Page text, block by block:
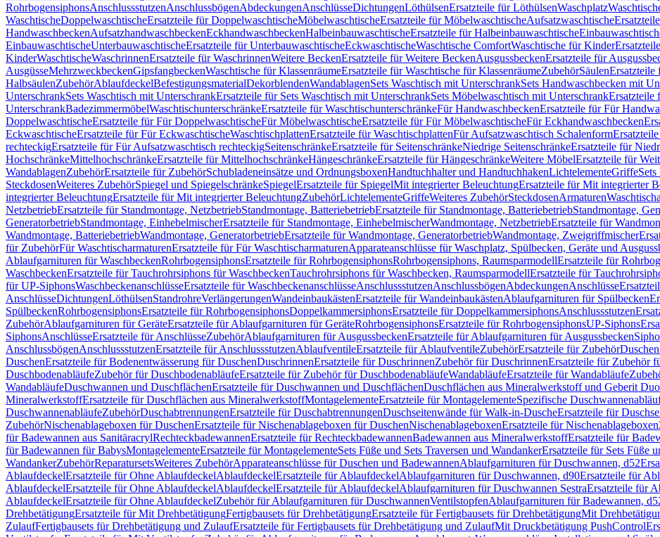
RohrbogensiphonsAnschlussstutzenAnschlussbögenAbdeckungenAnschlüsseDichtungenLöthülsenErsatzteile für LöthülsenWaschplatz
WaschtischeDoppelwaschtischeErsatzteile für DoppelwaschtischeMöbelwaschtischeErsatzteile für MöbelwaschtischeAufsatzwaschtische
HandwaschbeckenAufsatzhandwaschbeckenEckhandwaschbeckenHalbeinbauwaschtischeErsatzteile für Halbeinbauwaschtische
EinbauwaschtischeUnterbauwaschtischeErsatzteile für UnterbauwaschtischeEckwaschtischeWaschtische ComfortWaschtische für Kinder
KinderWaschtischeWaschrinnenErsatzteile für WaschrinnenWeitere BeckenErsatzteile für Weitere BeckenAusgussbeckenErsatzteile für
AusgüsseMehrzweckbeckenGipsfangbeckenWaschtische für KlassenräumeErsatzteile für Waschtische für KlassenräumeZubehörSäulenErsatzteile
HalbsäulenZubehörAblaufdeckelBefestigungsmaterialDekorblendenWandablagenSets Waschtisch mit UnterschrankSets Handwaschbecken mit
UnterschrankSets Waschtisch mit UnterschrankErsatzteile für Sets Waschtisch mit UnterschrankSets Möbelwaschtisch mit UnterschrankErsatzteile
UnterschrankBadezimmermöbelWaschtischunterschränkeErsatzteile für WaschtischunterschränkeFür HandwaschbeckenErsatzteile für Für
DoppelwaschtischeErsatzteile für Für DoppelwaschtischeFür MöbelwaschtischeErsatzteile für Für MöbelwaschtischeFür Eckhandwaschbecken
EckwaschtischeErsatzteile für Für EckwaschtischeWaschtischplattenErsatzteile für WaschtischplattenFür Aufsatzwaschtisch Schalenform
rechteckigErsatzteile für Für Aufsatzwaschtisch rechteckigSeitenschränkeErsatzteile für SeitenschränkeNiedrige SeitenschränkeErsatzteile für
HochschränkeMittelhochschränkeErsatzteile für MittelhochschränkeHängeschränkeErsatzteile für HängeschränkeWeitere MöbelErsatzteile für
WandablagenZubehörErsatzteile für ZubehörSchubladeneinsätze und OrdnungsboxenHandtuchhalter und HandtuchhakenLichtelementeGriffeSets
SteckdosenWeiteres ZubehörSpiegel und SpiegelschränkeSpiegelErsatzteile für SpiegelMit integrierter BeleuchtungErsatzteile für Mit integrierter
integrierter BeleuchtungErsatzteile für Mit integrierter BeleuchtungZubehörLichtelementeGriffeWeiteres ZubehörSteckdosenArmaturen
NetzbetriebErsatzteile für Standmontage, NetzbetriebStandmontage, BatteriebetriebErsatzteile für Standmontage, BatteriebetriebStandmontage,
GeneratorbetriebStandmontage, EinhebelmischerErsatzteile für Standmontage, EinhebelmischerWandmontage, NetzbetriebErsatzteile für
Wandmontage, BatteriebetriebWandmontage, GeneratorbetriebErsatzteile für Wandmontage, GeneratorbetriebWandmontage, Zweigriffmischer
für ZubehörFür WaschtischarmaturenErsatzteile für Für WaschtischarmaturenApparateanschlüsse für Waschplatz, Spülbecken, Geräte und
Ablaufgarnituren für WaschbeckenRohrbogensiphonsErsatzteile für RohrbogensiphonsRohrbogensiphons, RaumsparmodellErsatzteile für
WaschbeckenErsatzteile für Tauchrohrsiphons für WaschbeckenTauchrohrsiphons für Waschbecken, RaumsparmodellErsatzteile für
für UP-SiphonsWaschbeckenanschlüsseErsatzteile für WaschbeckenanschlüsseAnschlussstutzenAnschlussbögenAbdeckungenAnschlüsse
AnschlüsseDichtungenLöthülsenStandrohreVerlängerungenWandeinbaukästenErsatzteile für WandeinbaukästenAblaufgarnituren für Spülbecken
SpülbeckenRohrbogensiphonsErsatzteile für RohrbogensiphonsDoppelkammersiphonsErsatzteile für DoppelkammersiphonsAnschlussstutzen
ZubehörAblaufgarnituren für GeräteErsatzteile für Ablaufgarnituren für GeräteRohrbogensiphonsErsatzteile für RohrbogensiphonsUP-Siphons
SiphonsAnschlüsseErsatzteile für AnschlüsseZubehörAblaufgarnituren für AusgussbeckenErsatzteile für Ablaufgarnituren für Ausgussbecken
AnschlussbögenAnschlussstutzenErsatzteile für AnschlussstutzenAblaufventileErsatzteile für AblaufventileZubehörErsatzteile für Zubehör
DuschenErsatzteile für Bodenentwässerung für DuschenDuschrinnenErsatzteile für DuschrinnenZubehör für DuschrinnenErsatzteile für Zubehör
DuschbodenabläufeZubehör für DuschbodenabläufeErsatzteile für Zubehör für DuschbodenabläufeWandabläufeErsatzteile für Wandabläufe
WandabläufeDuschwannen und DuschflächenErsatzteile für Duschwannen und DuschflächenDuschflächen aus Mineralwerkstoff und Geberit
MineralwerkstoffErsatzteile für Duschflächen aus MineralwerkstoffMontagelementeErsatzteile für MontagelementeSpezifische
DuschwannenabläufeZubehörDuschabtrennungenErsatzteile für DuschabtrennungenDuschseitenwände für Walk-in-DuscheErsatzteile für
ZubehörNischenablageboxen für DuschenErsatzteile für Nischenablageboxen für DuschenNischenablageboxenErsatzteile für Nischenablageboxen
für Badewannen aus SanitäracrylRechteckbadewannenErsatzteile für RechteckbadewannenBadewannen aus MineralwerkstoffErsatzteile für
für Badewannen für BabysMontagelementeErsatzteile für MontagelementeSets Füße und Sets Traversen und WandankerErsatzteile für Sets Füße
WandankerZubehörReparatursetsWeiteres ZubehörApparateanschlüsse für Duschen und BadewannenAblaufgarnituren für Duschwannen, d52
AblaufdeckelErsatzteile für Ohne AblaufdeckelAblaufdeckelErsatzteile für AblaufdeckelAblaufgarnituren für Duschwannen, d90Ersatzteile für
AblaufdeckelErsatzteile für Ohne AblaufdeckelAblaufdeckelErsatzteile für AblaufdeckelAblaufgarnituren für Duschwannen SestraErsatzteile für
AblaufdeckelErsatzteile für Ohne AblaufdeckelZubehör für Ablaufgarnituren für DuschwannenVentilstopfenAblaufgarnituren für Badewannen,
DrehbetätigungErsatzteile für Mit DrehbetätigungFertigbausets für DrehbetätigungErsatzteile für Fertigbausets für DrehbetätigungMit
ZulaufFertigbausets für Drehbetätigung und ZulaufErsatzteile für Fertigbausets für Drehbetätigung und ZulaufMit Druckbetätigung PushControl